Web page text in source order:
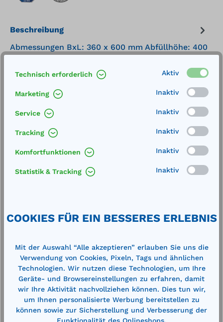
Beschreibung
Abmessungen BxL: 360 x 600 mm Abfüllhöhe: 400
Lagern und Abfüllen von 50-/60-l-Fäs…Mehr
Technische Daten
Produktgalerie überspringen
Cross-Selling
% %
Technisch erforderlich Aktiv
Marketing Inaktiv
Service Inaktiv
Tracking Inaktiv
Komfortfunktionen Inaktiv
Statistik & Tracking Inaktiv
COOKIES FÜR EIN BESSERES ERLEBNIS
Mit der Auswahl “Alle akzeptieren” erlauben Sie uns die
Verwendung von Cookies, Pixeln, Tags und ähnlichen
Technologien. Wir nutzen diese Technologien, um Ihre
Geräte- und Browsereinstellungen zu erfahren, damit
wir Ihre Aktivität nachvollziehen können. Dies tun wir,
um Ihnen personalisierte Werbung bereitstellen zu
können sowie zur Sicherstellung und Verbesserung der